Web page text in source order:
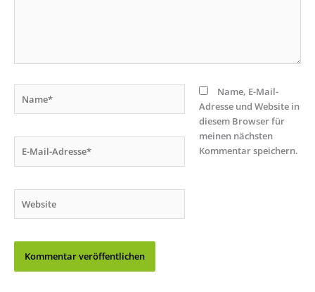
Mail-
Name, E-Mail-
Adresse und Website in
diesem Browser für
meinen nächsten
Kommentar speichern.